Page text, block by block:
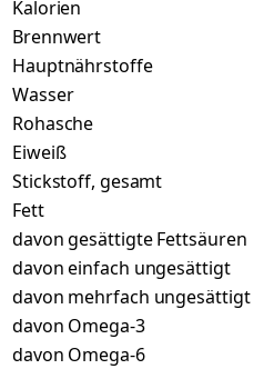
Kalorien
Brennwert
Hauptnährstoffe
Wasser
Rohasche
Eiweiß
Stickstoff, gesamt
Fett
davon gesättigte Fettsäuren
davon einfach ungesättigt
davon mehrfach ungesättigt
davon Omega-3
davon Omega-6